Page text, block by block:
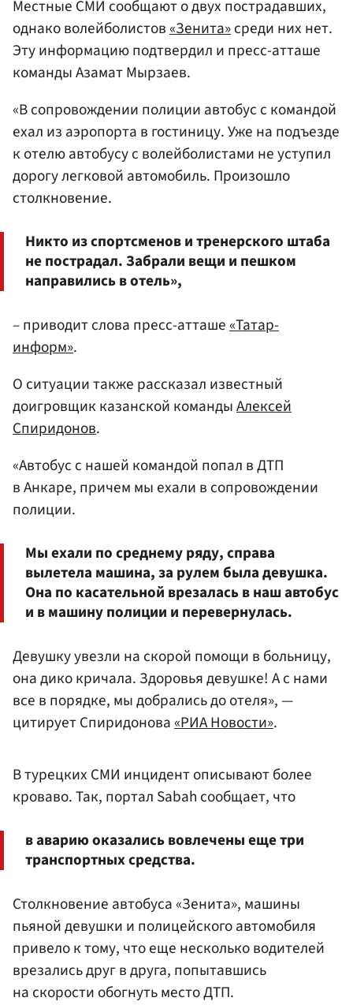
Местные СМИ сообщают о двух пострадавших,
однако волейболистов«Зенита»среди них нет.
Эту информацию подтвердил и пресс-атташе
команды Азамат Мырзаев.
«В сопровождении полиции автобус с командой
ехал из аэропорта в гостиницу. Уже на подъезде
к отелю автобусу с волейболистами не уступил
дорогу легковой автомобиль. Произошло
столкновение.
Никто из спортсменов и тренерского штаба
не пострадал. Забрали вещи и пешком
направились в отель»,
– приводит слова пресс-атташе«Татар-
информ».
О ситуации также рассказал известный
доигровщик казанской командыАлексей
Спиридонов.
«Автобус с нашей командой попал в ДТП
в Анкаре, причем мы ехали в сопровождении
полиции.
Мы ехали по среднему ряду, справа
вылетела машина, за рулем была девушка.
Она по касательной врезалась в наш автобус
и в машину полиции и перевернулась.
Девушку увезли на скорой помощи в больницу,
она дико кричала. Здоровья девушке! А с нами
все в порядке, мы добрались до отеля», —
цитирует Спиридонова«РИА Новости».
В турецких СМИ инцидент описывают более
кроваво. Так, портал Sabah сообщает, что
в аварию оказались вовлечены еще три
транспортных средства.
Столкновение автобуса «Зенита», машины
пьяной девушки и полицейского автомобиля
привело к тому, что еще несколько водителей
врезались друг в друга, попытавшись
на скорости обогнуть место ДТП.